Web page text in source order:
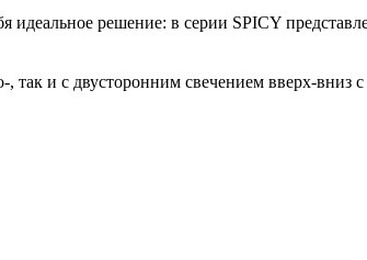
решение: в серии SPICY
так и с двусторонним свечением вверх-вниз